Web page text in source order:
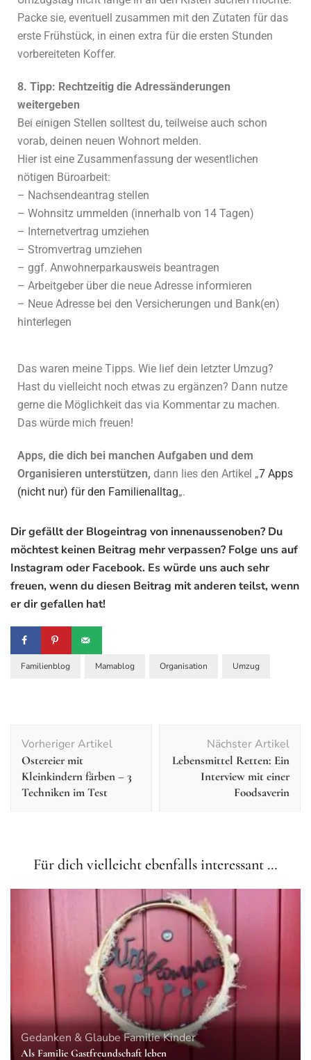
Packe sie, eventuell zusammen mit den Zutaten für das
erste Frühstück, in einen extra für die ersten Stunden
vorbereiteten Koffer.
8. Tipp: Rechtzeitig die Adressänderungen
weitergeben
Bei einigen Stellen solltest du, teilweise auch schon
vorab, deinen neuen Wohnort melden.
Hier ist eine Zusammenfassung der wesentlichen
nötigen Büroarbeit:
– Nachsendeantrag stellen
– Wohnsitz ummelden (innerhalb von 14 Tagen)
– Internetvertrag umziehen
– Stromvertrag umziehen
– ggf. Anwohnerparkausweis beantragen
– Arbeitgeber über die neue Adresse informieren
– Neue Adresse bei den Versicherungen und Bank(en)
hinterlegen
Das waren meine Tipps. Wie lief dein letzter Umzug?
Hast du vielleicht noch etwas zu ergänzen? Dann nutze
gerne die Möglichkeit das via Kommentar zu machen.
Das würde mich freuen!
Apps, die dich bei manchen Aufgaben und dem
Organisieren unterstützen, dann lies den Artikel „7 Apps
(nicht nur) für den Familienalltag„.
Dir gefällt der Blogeintrag von innenaussenoben? Du
möchtest keinen Beitrag mehr verpassen? Folge uns auf
Instagram oder Facebook. Es würde uns auch sehr
freuen, wenn du diesen Beitrag mit anderen teilst, wenn
er dir gefallen hat!
Familienblog Mamablog Organisation Umzug
Vorheriger Artikel
Ostereier mit
Kleinkindern färben – 3
Techniken im Test
Nächster Artikel
Lebensmittel Retten: Ein
Interview mit einer
Foodsaverin
Für dich vielleicht ebenfalls interessant …
Gedanken & Glaube FamilieKinder
Als Familie Gastfreundschaft leben